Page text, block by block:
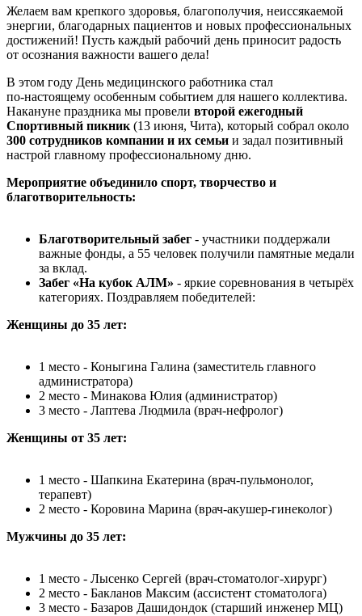
Желаем вам крепкого здоровья, благополучия, неиссякаемой
энергии, благодарных пациентов и новых профессиональных
достижений! Пусть каждый рабочий день приносит радость
от осознания важности вашего дела!
В этом году День медицинского работника стал
по‑настоящему особенным событием для нашего коллектива.
Накануне праздника мы провели второй ежегодный
Спортивный пикник(13 июня, Чита), который собрал около
300 сотрудников компании и их семьи и задал позитивный
настрой главному профессиональному дню.
Мероприятие объединило спорт, творчество и
благотворительность:
Благотворительный забег - участники поддержали
важные фонды, а 55 человек получили памятные медали
за вклад.
Забег «На кубок АЛМ» - яркие соревнования в четырёх
категориях. Поздравляем победителей:
Женщины до 35 лет:
1 место - Коныгина Галина (заместитель главного
администратора)
2 место - Минакова Юлия (администратор)
3 место - Лаптева Людмила (врач‑нефролог)
Женщины от 35 лет:
1 место - Шапкина Екатерина (врач‑пульмонолог,
терапевт)
2 место - Коровина Марина (врач‑акушер‑гинеколог)
Мужчины до 35 лет:
1 место - Лысенко Сергей (врач‑стоматолог‑хирург)
2 место - Бакланов Максим (ассистент стоматолога)
3 место - Базаров Дашидондок (старший инженер МЦ)